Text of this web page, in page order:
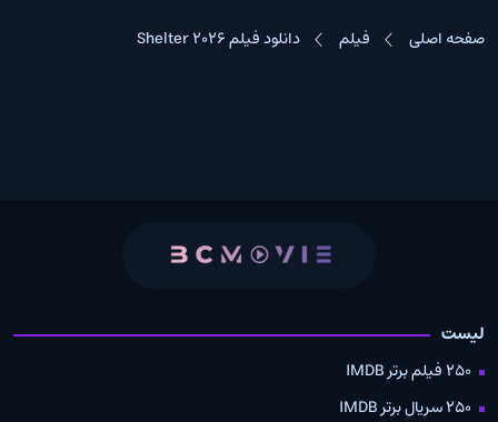
صفحه اصلی فیلم دانلود فیلم Shelter 2026
لیست
250 فیلم برتر IMDB
250 سریال برتر IMDB